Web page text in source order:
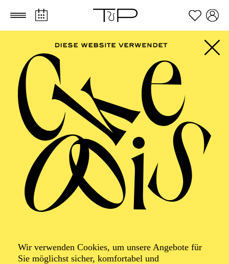
Zum Hauptinhalt springen Zum Footer springen
Wir verwenden Cookies, um unsere Angebote für
Sie möglichst sicher, komfortabel und